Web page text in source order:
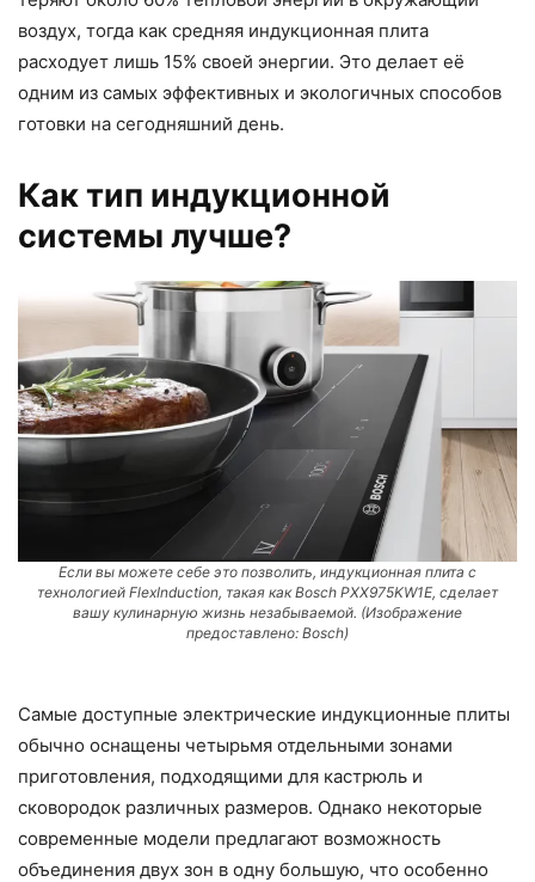
воздух, тогда как средняя индукционная плита
расходует лишь 15% своей энергии. Это делает её
одним из самых эффективных и экологичных способов
готовки на сегодняшний день.
Как тип индукционной
системы лучше?
Если вы можете себе это позволить, индукционная плита с
технологией FlexInduction, такая как Bosch PXX975KW1E, сделает
вашу кулинарную жизнь незабываемой. (Изображение
предоставлено: Bosch)
Самые доступные электрические индукционные плиты
обычно оснащены четырьмя отдельными зонами
приготовления, подходящими для кастрюль и
сковородок различных размеров. Однако некоторые
современные модели предлагают возможность
объединения двух зон в одну большую, что особенно